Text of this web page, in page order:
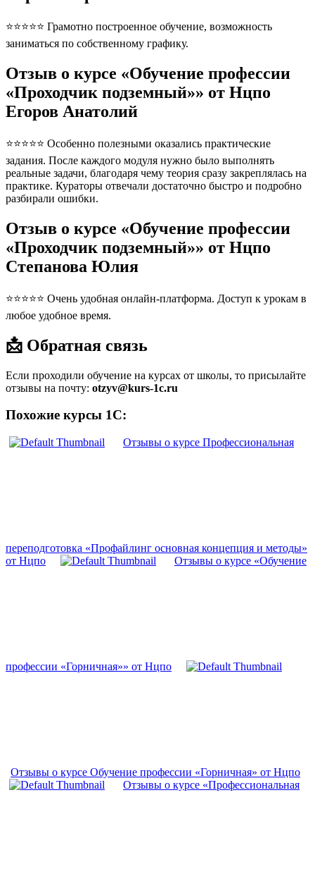
⭐⭐⭐⭐⭐ Грамотно построенное обучение, возможность
заниматься по собственному графику.
Отзыв о курсе «Обучение профессии
«Проходчик подземный»» от Нцпо
Егоров Анатолий
⭐⭐⭐⭐⭐ Особенно полезными оказались практические
задания. После каждого модуля нужно было выполнять
реальные задачи, благодаря чему теория сразу закреплялась на
практике. Кураторы отвечали достаточно быстро и подробно
разбирали ошибки.
Отзыв о курсе «Обучение профессии
«Проходчик подземный»» от Нцпо
Степанова Юлия
⭐⭐⭐⭐⭐ Очень удобная онлайн-платформа. Доступ к урокам в
любое удобное время.
📩 Обратная связь
Если проходили обучение на курсах от школы, то присылайте
отзывы на почту: otzyv@kurs-1c.ru
Похожие курсы 1С:
Отзывы о курсе Профессиональная
переподготовка «Профайлинг основная концепция и методы»
от Нцпо
Отзывы о курсе «Обучение
профессии «Горничная»» от Нцпо
Отзывы о курсе Обучение профессии «Горничная» от Нцпо
Отзывы о курсе «Профессиональная